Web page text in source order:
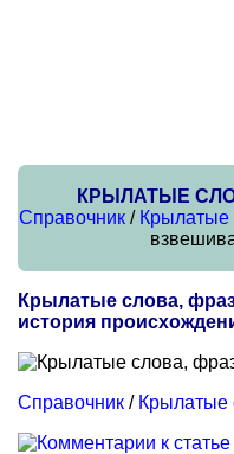
КРЫЛАТЫЕ
Справочник/ Крылатые
Крылатые слова,
история
Справочник / Крылатые